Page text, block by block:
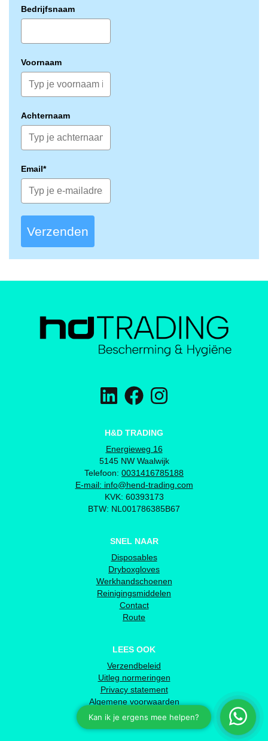
leverbaar in een emmer van 500 stuks, grootverbruik
alcoholische desinfectiedoekjes
Bedrijfsnaam
Voornaam
Achternaam
Email*
Verzenden
H&D TRADING
Energieweg 16
5145 NW Waalwijk
Telefoon: 0031416785188
E-mail: info@hend-trading.com
KVK: 60393173
BTW: NL001786385B67
SNEL NAAR
Disposables
Dryboxgloves
Werkhandschoenen
Reinigingsmiddelen
Contact
Route
LEES OOK
Verzendbeleid
Uitleg normeringen
Privacy statement
Algemene voorwaarden